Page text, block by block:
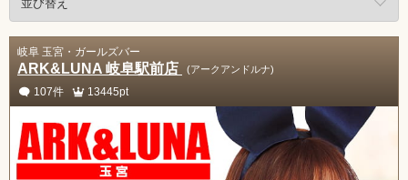
岐阜 玉宮・ガールズバー
ARK&LUNA 岐阜駅前店 (アークアンドルナ)
107件 13445pt